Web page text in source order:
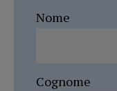
Nome
Cognome